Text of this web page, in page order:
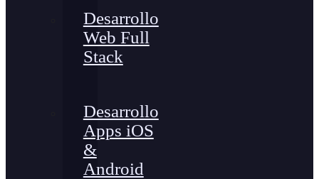
Desarrollo
Web Full
Stack
Desarrollo
Apps iOS
&
Android